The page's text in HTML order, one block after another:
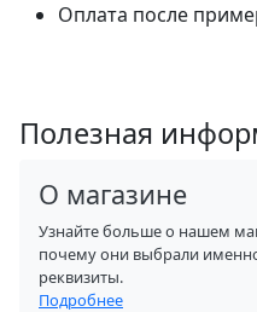
Оплата после
Полезная
О магазине
Узнайте больше о нашем
почему они выбрали
реквизиты.
Подробнее